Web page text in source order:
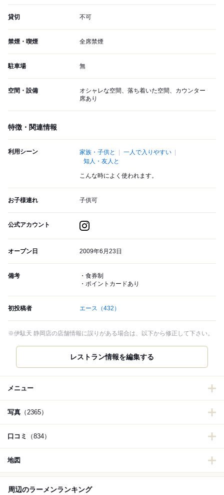
貸切 不可
禁煙・喫煙 全席禁煙
駐車場 無
空間・設備
オシャレな空間、落ち着いた空間、カウンター
席あり
特徴・関連情報
利用シーン 家族・子供と
一人で入りやすい
知人・友人と
こんな時によく使われます。
お子様連れ 子供可
公式アカウント
オープン日 2009年6月23日
備考
・食券制
・ポイントカードあり
初投稿者 エース （432）
※伊駄天 静岡店の店舗情報に誤りがある場合は、以下から修正して下さい。
レストラン情報を編集する
メニュー
写真 （2365）
口コミ （834）
地図
周辺のラーメンランキング